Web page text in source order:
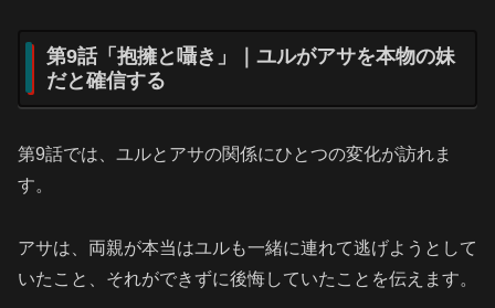
第9話「抱擁と囁き」｜ユルがアサを本物の妹
だと確信する
第9話では、ユルとアサの関係にひとつの変化が訪れま
す。
アサは、両親が本当はユルも一緒に連れて逃げようとして
いたこと、それができずに後悔していたことを伝えます。